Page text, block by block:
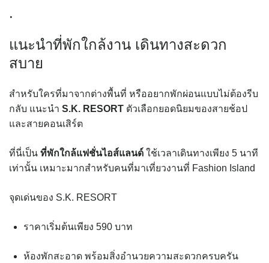
.
แนะนำที่พักใกล้งาน เดินทางสะดวก
สบาย
สำหรับใครที่มาจากต่างพื้นที่ หรืออยากพักผ่อนแบบไม่ต้องรีบ
กลับ แนะนำ S.K. RESORT ตัวเลือกยอดนิยมของสายช้อป
และสายคอนเสิร์ต
ที่นี่เป็น ที่พักใกล้แฟชั่นไอส์แลนด์ ใช้เวลาเดินทางเพียง 5 นาที
เท่านั้น เหมาะมากสำหรับคนที่มาเที่ยวงานที่ Fashion Island
จุดเด่นของ S.K. RESORT
ราคาเริ่มต้นเพียง 590 บาท
ห้องพักสะอาด พร้อมสิ่งอำนวยความสะดวกครบครัน